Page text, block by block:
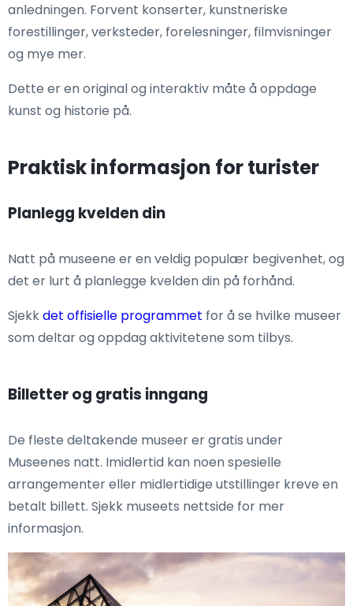
anledningen. Forvent konserter, kunstneriske
forestillinger, verksteder, forelesninger, filmvisninger
og mye mer.
Dette er en original og interaktiv måte å oppdage
kunst og historie på.
Praktisk informasjon for turister
Planlegg kvelden din
Natt på museene er en veldig populær begivenhet, og
det er lurt å planlegge kvelden din på forhånd.
Sjekkdet offisielle programmet for å se hvilke museer
som deltar og oppdag aktivitetene som tilbys.
Billetter og gratis inngang
De fleste deltakende museer er gratis under
Museenes natt. Imidlertid kan noen spesielle
arrangementer eller midlertidige utstillinger kreve en
betalt billett. Sjekk museets nettside for mer
informasjon.